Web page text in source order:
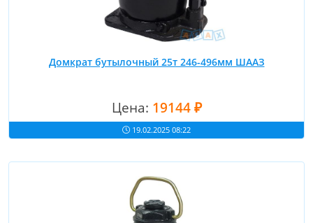
Домкрат бутылочный 25т 246-496мм ШААЗ
Цена: 19144 ₽
19.02.2025 08:22